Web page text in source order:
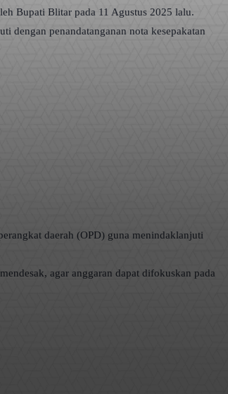
Bupati Blitar pada 11 Agustus 2025 lalu.
dengan penandatanganan nota kesepakatan
daerah (OPD) guna menindaklanjuti
agar anggaran dapat difokuskan pada